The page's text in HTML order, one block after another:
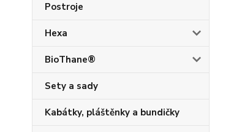
Postroje
Hexa
BioThane®
Sety a sady
Kabátky, pláštěnky a bundičky